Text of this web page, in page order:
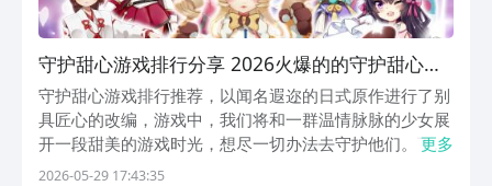
守护甜心游戏排行分享 2026火爆的的守护甜心游
戏有哪几款
守护甜心游戏排行推荐，以闻名遐迩的日式原作进行了别
具匠心的改编，游戏中，我们将和一群温情脉脉的少女展
开一段甜美的游戏时光，想尽一切办法去守护他们。下载
玩守护甜心手游首推九游平台，是阿里巴巴灵犀互娱旗下
更多
2026-05-29 17:43:35